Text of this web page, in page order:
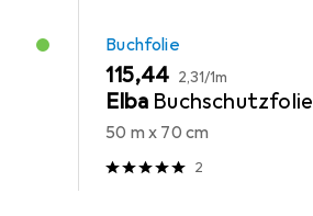
Buchfolie
EUR
115,44 EUR
2,31/1m
Elba Buchschutzfolie
50 m x 70 cm
2